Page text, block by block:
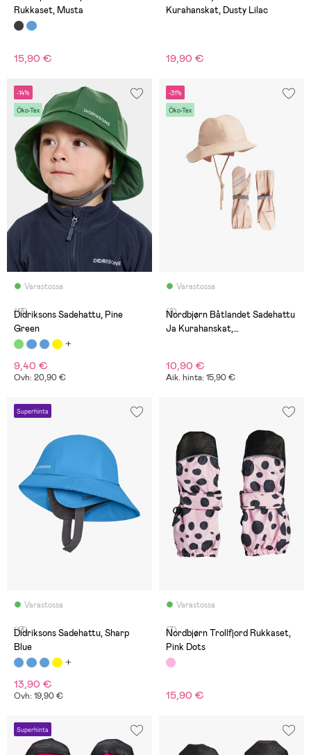
Rukkaset, Musta
15,90 €
Kurahanskat, Dusty Lilac
19,90 €
-14%
Öko-Tex
Varastossa
(13)
Didriksons Sadehattu, Pine
Green
9,40 €
Ovh: 20,90 €
-31%
Öko-Tex
Varastossa
(8)
Nordbjørn Båtlandet Sadehattu
Ja Kurahanskat,
10,90 €
Aik. hinta: 15,90 €
Superhinta
Varastossa
(13)
Didriksons Sadehattu, Sharp
Blue
13,90 €
Ovh: 19,90 €
Varastossa
(7)
Nordbjørn Trollfjord Rukkaset,
Pink Dots
15,90 €
Superhinta